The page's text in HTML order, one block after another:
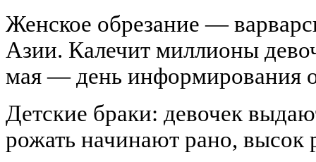
Женское обрезание —
Азии. Калечит миллионы
мая — день информирования
Детские браки: девочек
рожать начинают рано,